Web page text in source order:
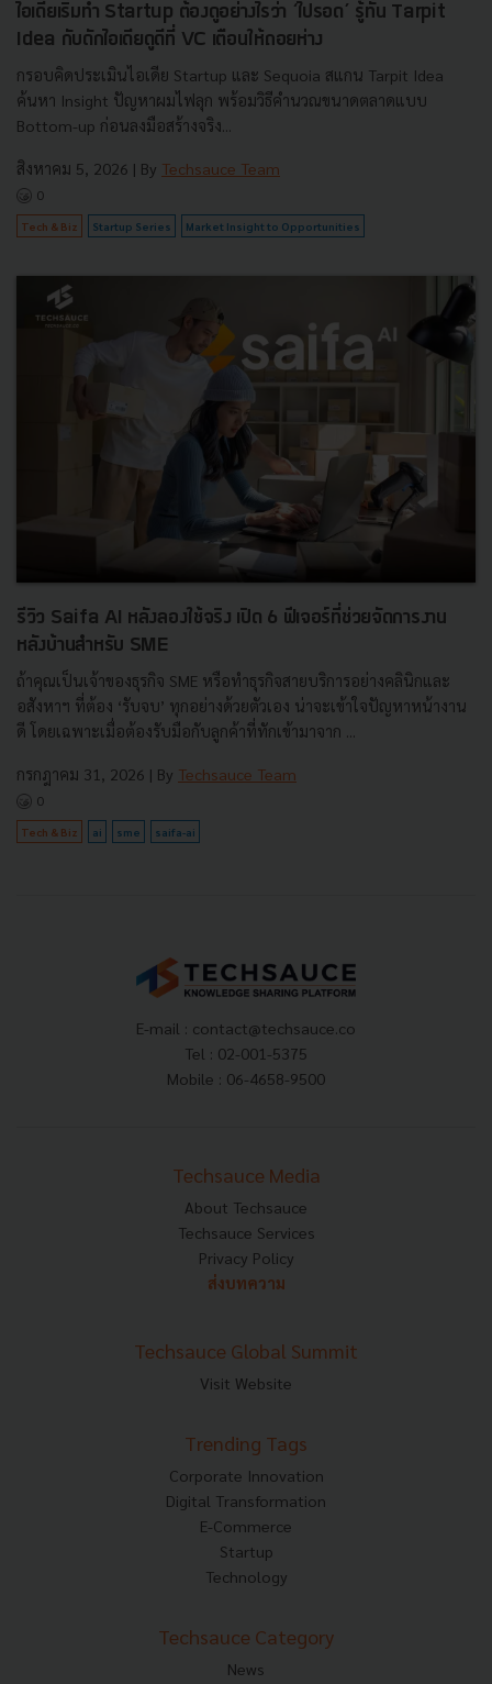
ไอเดียเริ่มทำ Startup ต้องดูอย่างไรว่า ‘ไปรอด’ รู้ทัน Tarpit
Idea กับดักไอเดียดูดีที่ VC เตือนให้ถอยห่าง
กรอบคิดประเมินไอเดีย Startup และ Sequoia สแกน Tarpit Idea
ค้นหา Insight ปัญหาผมไฟลุก พร้อมวิธีคำนวณขนาดตลาดแบบ
Bottom-up ก่อนลงมือสร้างจริง...
สิงหาคม 5, 2026 | By Techsauce Team
0
Tech & Biz Startup Series Market Insight to Opportunities
รีวิว Saifa AI หลังลองใช้จริง เปิด 6 ฟีเจอร์ที่ช่วยจัดการงาน
หลังบ้านสำหรับ SME
ถ้าคุณเป็นเจ้าของธุรกิจ SME หรือทำธุรกิจสายบริการอย่างคลินิกและ
อสังหาฯ ที่ต้อง ‘รับจบ’ ทุกอย่างด้วยตัวเอง น่าจะเข้าใจปัญหาหน้างาน
ดี โดยเฉพาะเมื่อต้องรับมือกับลูกค้าที่ทักเข้ามาจาก ...
กรกฎาคม 31, 2026 | By Techsauce Team
0
Tech & Biz ai sme saifa-ai
E-mail : contact@techsauce.co
Tel : 02-001-5375
Mobile : 06-4658-9500
Techsauce Media
About Techsauce
Techsauce Services
Privacy Policy
ส่งบทความ
Techsauce Global Summit
Visit Website
Trending Tags
Corporate Innovation
Digital Transformation
E-Commerce
Startup
Technology
Techsauce Category
News